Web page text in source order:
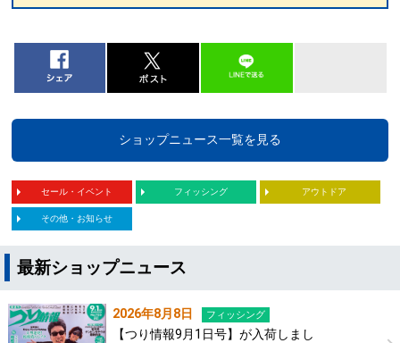
ショップニュース一覧を見る
セール・イベント フィッシング アウトドア
その他・お知らせ
最新ショップニュース
2026年8月8日 フィッシング
【つり情報9月1日号】が入荷しまし